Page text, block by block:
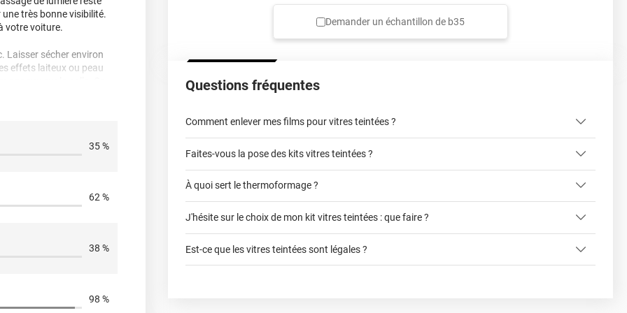
ça m'a demandé
une très bonne visibilité.
votre voiture.
Laisser sécher environ
effets laiteux ou peau
disparaissent. Vous
fermer votre vitre afin
35 %
62 %
38 %
98 %
Demander un échantillon de b35
Questions fréquentes
Comment enlever mes films pour vitres teintées ?
Faites-vous la pose des kits vitres teintées ?
kits vitres teintées
À quoi sert le thermoformage ?
faciliter la pose du film sur la vitre
J'hésite sur le choix de mon kit vitres teintées : que faire ?
ce formulaire
Est-ce que les vitres teintées sont légales ?